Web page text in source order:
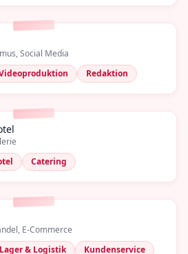
Social Media
Redaktion
Catering
E-Commerce
Lager & Logistik Kundenservice